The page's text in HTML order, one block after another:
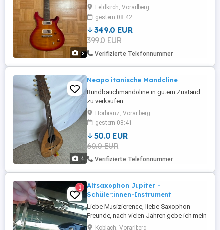
5
und Abholung in Feldkirch möglich.
Feldkirch, Vorarlberg
gestern 08:42
349.0 EUR
399.0 EUR
Verifizierte Telefonnummer
4
Neapolitanische Mandoline
Rundbauchmandoline in gutem Zustand
zu verkaufen
Hörbranz, Vorarlberg
gestern 08:41
50.0 EUR
60.0 EUR
Verifizierte Telefonnummer
1
Altsaxophon Jupiter -
Schüler:innen-Instrument
Liebe Musizierende, liebe Saxophon-
Freunde, nach vielen Jahren gebe ich mein
Altsax der Marke Jupiter ab, es ist
Koblach, Vorarlberg